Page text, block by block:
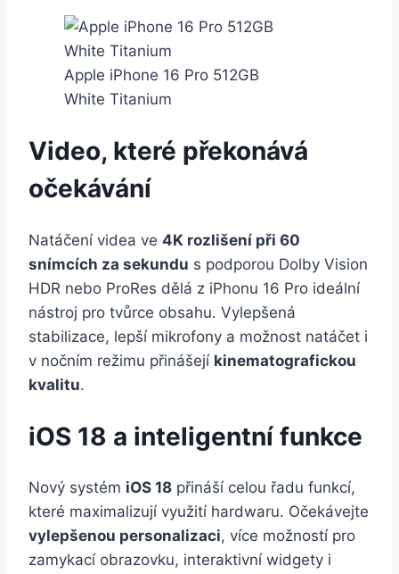
Apple iPhone 16 Pro 512GB
White Titanium
Video, které překonává
očekávání
Natáčení videa ve 4K rozlišení při 60
snímcích za sekundu s podporou Dolby Vision
HDR nebo ProRes dělá z iPhonu 16 Pro ideální
nástroj pro tvůrce obsahu. Vylepšená
stabilizace, lepší mikrofony a možnost natáčet i
v nočním režimu přinášejí kinematografickou
kvalitu.
iOS 18 a inteligentní funkce
Nový systém iOS 18 přináší celou řadu funkcí,
které maximalizují využití hardwaru. Očekávejte
vylepšenou personalizaci, více možností pro
zamykací obrazovku, interaktivní widgety i